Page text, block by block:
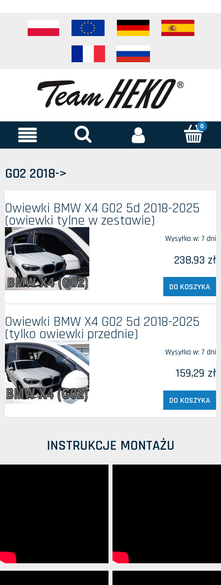
G02 2018->
Owiewki BMW X4 G02 5d 2018-2025
(owiewki tylne w zestawie)
Wysyłka w: 7 dni
238,93 zł
DO KOSZYKA
Owiewki BMW X4 G02 5d 2018-2025
(tylko owiewki przednie)
Wysyłka w: 7 dni
159,29 zł
DO KOSZYKA
INSTRUKCJE MONTAŻU